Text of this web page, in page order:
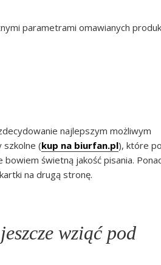
parametrami omawianych
najlepszym możliwym
szkolne (kup na biurfan.pl), które
świetną jakość pisania.
na drugą stronę.
wziąć pod